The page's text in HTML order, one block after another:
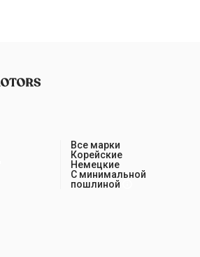
Все марки
Корейские
Немецкие
С минимальной
пошлиной